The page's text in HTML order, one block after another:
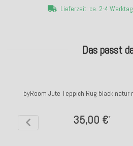
Lieferzeit: ca. 2-4
Das passt
byRoom Jute Teppich Rug black natur
35,00 €*